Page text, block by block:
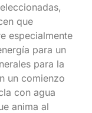
que
especialmente
para un
para la
un comienzo
con agua
anima al